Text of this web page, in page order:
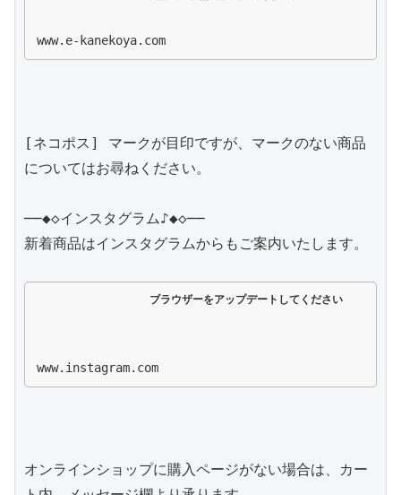
www.e-kanekoya.com
[ネコポス] マークが目印ですが、マークのない商品
についてはお尋ねください。
──◆◇インスタグラム♪◆◇──
新着商品はインスタグラムからもご案内いたします。
ブラウザーをアップデートしてください
www.instagram.com
オンラインショップに購入ページがない場合は、カー